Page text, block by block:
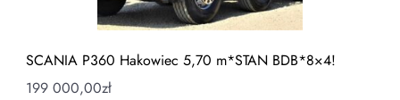
SCANIA P360 Hakowiec 5,70 m*STAN BDB*8×4!
199 000,00zł